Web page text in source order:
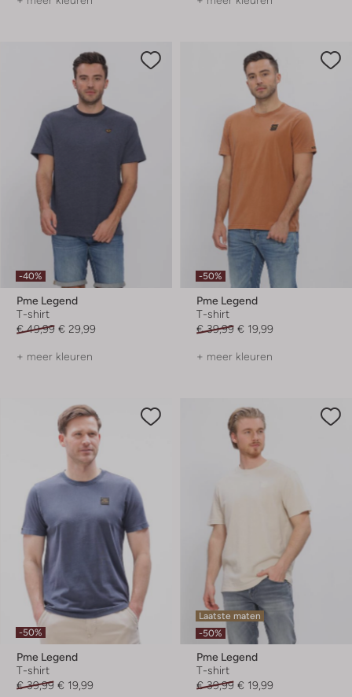
-40%
Pme Legend
T-shirt
€ 49,99 € 29,99
+ meer kleuren
-50%
Pme Legend
T-shirt
€ 39,99 € 19,99
+ meer kleuren
-50%
Pme Legend
T-shirt
€ 39,99 € 19,99
Laatste maten
-50%
Pme Legend
T-shirt
€ 39,99 € 19,99